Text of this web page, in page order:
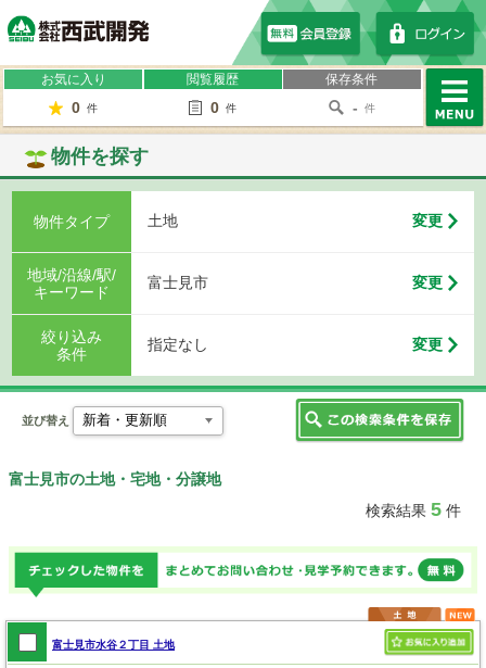
お気に入り
0 件
閲覧履歴
0 件
保存条件
- 件
物件を探す
物件タイプ 土地 変更
地域/沿線/駅/
キーワード
富士見市 変更
絞り込み
条件
指定なし 変更
並び替え
富士見市の土地・宅地・分譲地
検索結果 5件
富士見市水谷２丁目 土地